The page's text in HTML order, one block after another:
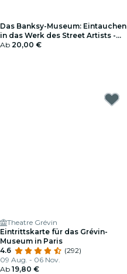
Das Banksy-Museum: Eintauchen
in das Werk des Street Artists -
Geschenkgutschein
Ab 20,00 €
Theatre Grévin
Eintrittskarte für das Grévin-
Museum in Paris
4.6
(292)
09 Aug. - 06 Nov.
Ab 19,80 €